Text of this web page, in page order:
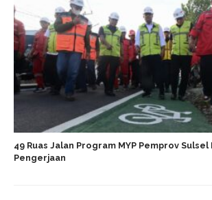
49 Ruas Jalan Program MYP Pemprov Sulsel
Pengerjaan